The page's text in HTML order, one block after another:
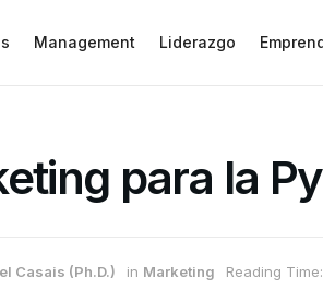
Management Liderazgo
para la
Casais (Ph.D.) in Marketing Reading